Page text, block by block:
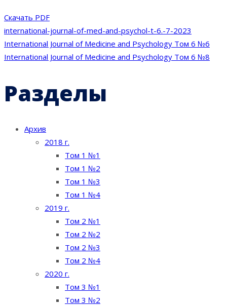
Скачать PDF
international-journal-of-med-and-psychol-t-6.-7-2023
Навигация
по
записям
International Journal of Medicine and Psychology Том 6 №6
International Journal of Medicine and Psychology Том 6 №8
Разделы
Архив
2018 г.
Том 1 №1
Том 1 №2
Том 1 №3
Том 1 №4
2019 г.
Том 2 №1
Том 2 №2
Том 2 №3
Том 2 №4
2020 г.
Том 3 №1
Том 3 №2